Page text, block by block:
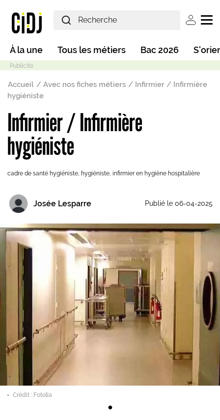
User
Main navigation
À la une Tous les métiers Bac 2026
Mode sombre
Fil d'Ariane
Accueil Avec nos fiches métiers
Infirmier / Infirmière
hygiéniste
Infirmier / Infirmière
hygiéniste
cadre de santé hygiéniste, hygiéniste, infirmier en hygiène hospitalière
Josée Lesparre Publié le 06-04-2025
Crédit : Fotolia